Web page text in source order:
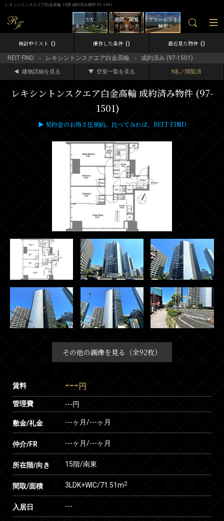
レキシントンスクエア白金高輪 15階 成約済み物件 97-1501
フリーレント
検索
週間／閲覧
ランキング
5大
キャンペーン
検討中リスト 0 保存した条件 0 最近見た物件 0
REIT FIND レキシントンスクエア白金高輪 成約済み (97-1501)
建物詳細を見る 空室一覧を見る 9名／閲覧済
レキシントンスクエア白金高輪 成約済み物件 (97-
1501)
▶ 契約金のお得さ圧倒的。比べてみれば、REIT FIND
その他の画像を見る（全92枚）
賃料 --- 円
管理費 ---円
敷金/礼金 ---ヶ月/---ヶ月
仲介/FR ---ヶ月/---ヶ月
所在階/向き 15階/南東
間取/面積 3LDK+WIC/71.51m2
入居日 ---